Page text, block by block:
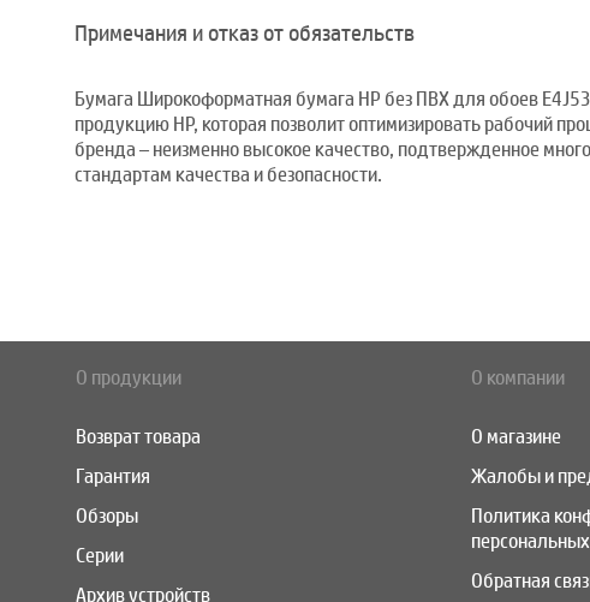
Примечания и отказ от обязательств
Бумага Широкоформатная бумага HP без ПВХ для обоев
продукцию HP, которая позволит оптимизировать рабочий
бренда – неизменно высокое качество, подтвержденное
стандартам качества и безопасности.
О продукции
Возврат товара
Гарантия
Обзоры
Серии
Архив устройств
О компании
О магазине
Жалобы и
Политика
Обратная